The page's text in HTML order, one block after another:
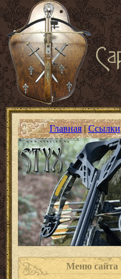
Главная|Ссылки
Меню сайта